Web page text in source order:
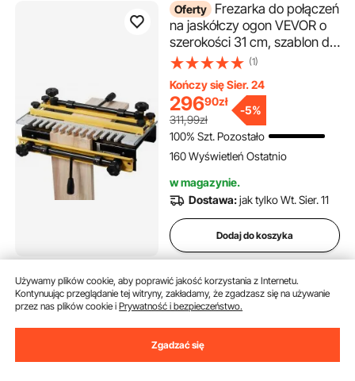
Oferty Frezarka do połączeń
na jaskółczy ogon VEVOR o
szerokości 31 cm, szablon do
frezowania połączeń na
szablonem 12,7 mm,
precyzyjne wyrównanie,
urządzenie do cięcia czopów
i czopu, narzędzie do
produkcji mebli i szafek
(1)
Kończy się Sier. 24
29690zł
311,99zł
-5%
100% Szt. Pozostało
160 Wyświetleń Ostatnio
w magazynie.
Dostawa:jak tylko Wt. Sier. 11
Dodaj do koszyka
VEVOR Laser krzyżowy 30 m
Laser poziomicowy
liniowy 520 nm ± 10 nm
Długość fali lasera Laser
30690zł
Używamy plików cookie, aby poprawić jakość korzystania z Internetu.
Kontynuując przeglądanie tej witryny, zakładamy, że zgadzasz się na używanie
przez nas plików cookie iPrywatność i bezpieczeństwo.
Zgadzać się